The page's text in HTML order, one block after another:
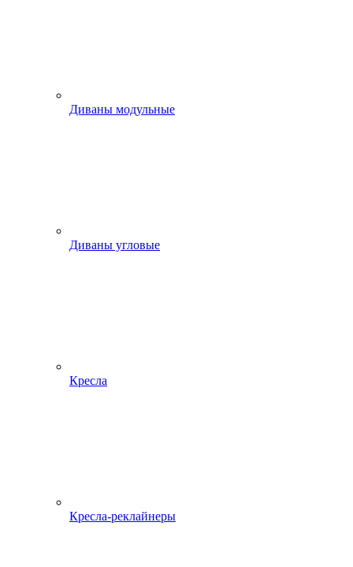
Диваны модульные
Диваны угловые
Кресла
Кресла-реклайнеры